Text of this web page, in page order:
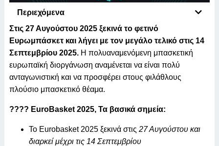
Περιεχόμενα
Στις 27 Αυγούστου 2025 ξεκινά το φετινό
Ευρωμπάσκετ και λήγει με τον μεγάλο τελικό στις 14
Σεπτεμβρίου 2025.Η πολυαναμενόμενη μπασκετική
ευρωπαϊκή διοργάνωση αναμένεται να είναι πολύ
ανταγωνιστική και να προσφέρει στους φιλάθλους
πλούσιο μπασκετικό θέαμα.
???? EuroBasket 2025, Τα βασικά σημεία:
Το Eurobasket 2025 ξεκινά στις 27 Αυγούστου και
διαρκεί μέχρι τις 14 Σεπτεμβρίου